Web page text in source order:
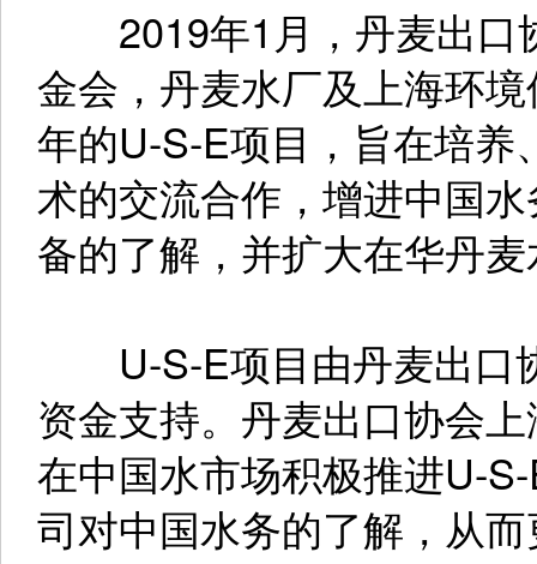
2019年1月，丹麦出口
金会，丹麦水厂及上海环
年的U-S-E项目，旨在培
术的交流合作，增进中国
备的了解，并扩大在华丹
U-S-E项目由丹麦出口
资金支持。丹麦出口协会
在中国水市场积极推进U-
司对中国水务的了解，从